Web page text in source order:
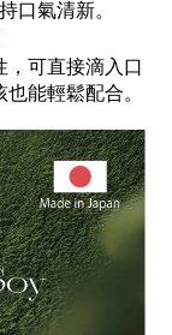
口氣清新。
可直接滴入口
能輕鬆配合。